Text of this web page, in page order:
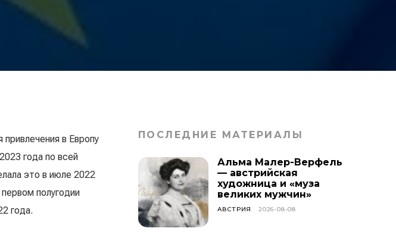
в Европу
года по всей
это в июле 2022
полугодии
года.
ПОСЛЕДНИЕ МАТЕРИАЛЫ
Альма Малер-Верфель
— австрийская
художница и «муза
великих мужчин»
АВСТРИЯ 2026-08-08